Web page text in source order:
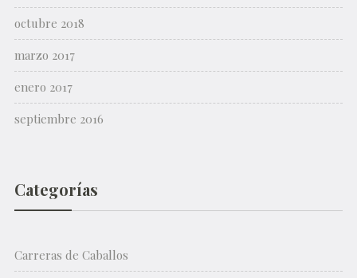
octubre 2018
marzo 2017
enero 2017
septiembre 2016
Categorías
Carreras de Caballos